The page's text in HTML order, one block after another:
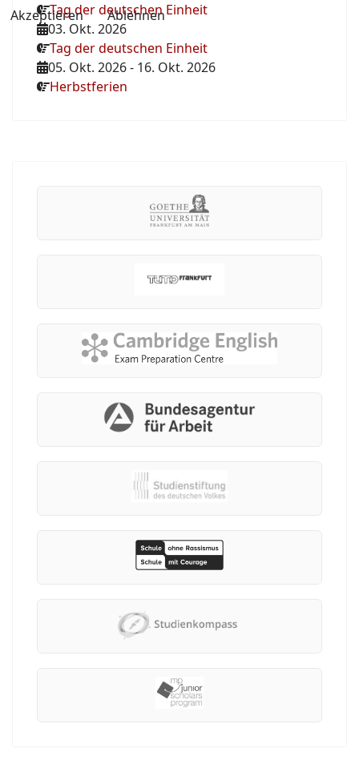
Tag der deutschen Einheit
03. Okt. 2026
Tag der deutschen Einheit
05. Okt. 2026- 16. Okt. 2026
Herbstferien
Akzeptieren
Ablehnen